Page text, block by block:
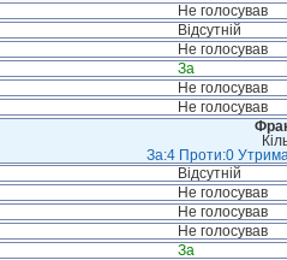
Не голосував
Відсутній
Не голосував
За
Не голосував
Не голосував
За:4 Проти:0
Відсутній
Не голосував
Не голосував
Не голосував
За